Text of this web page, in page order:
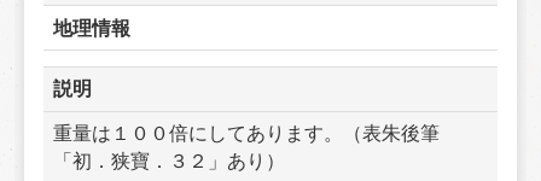
地理情報
説明
重量は１００倍にしてあります。（表朱後筆
「初．狭寶．３２」あり）